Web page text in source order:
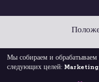
Правовое
Мы собираем и
следующих целей: